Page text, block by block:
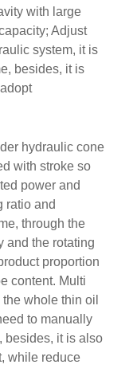
with large
Adjust
system, it is
besides, it is
hydraulic cone
with stroke so
power and
ratio and
through the
and the rotating
proportion
content. Multi
whole thin oil
to manually
besides, it is also
while reduce